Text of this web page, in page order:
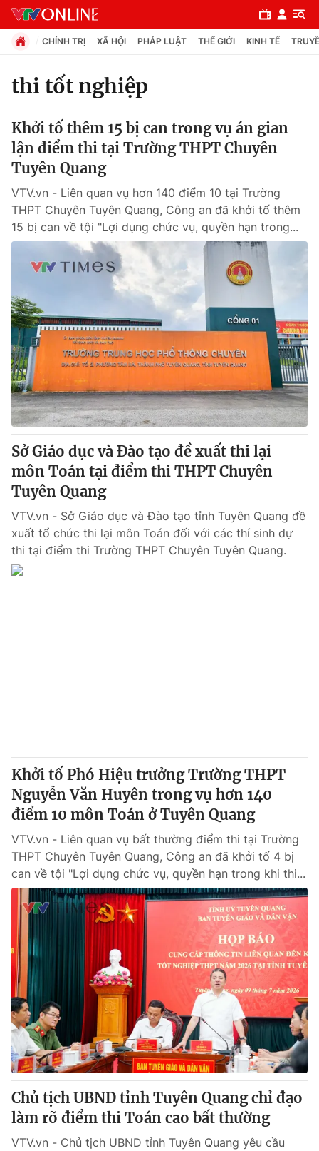
Chuyên mục
Chính trị
Pháp luật
Y tế
Thế giới
Tin tức
Thế giới đó đây
Câu chuyện quốc tế
Kinh tế
Tài chính
Thị trường
Góc doanh nghiệp
Dữ liệu và đời sống
Truyền hình
Phim VTV
Hậu trường
Nhân vật
Khán giả
Giải sao mai
Giải trí
Điện ảnh
Âm nhạc
Đời sống
Du lịch
Làm đẹp
Giáo dục
Emagazine Podcast
Photo Infographic
Video Shorts video
VTV Money VTV Thể thao
VTV Sức khoẻ Bất động sản
Thị trường 24h Tấm lòng Việt
VTV4 Vươn mình bằng AI
VTV9 VTV8
Liên hệ tòa soạn English
CHÍNH TRỊ XÃ HỘI PHÁP LUẬT THẾ GIỚI KINH TẾ
thi tốt nghiệp
Khởi tố thêm 15 bị can trong vụ án gian
lận điểm thi tại Trường THPT Chuyên
Tuyên Quang
VTV.vn - Liên quan vụ hơn 140 điểm 10 tại Trường
THPT Chuyên Tuyên Quang, Công an đã khởi tố thêm
15 bị can về tội "Lợi dụng chức vụ, quyền hạn trong...
Sở Giáo dục và Đào tạo đề xuất thi lại
môn Toán tại điểm thi THPT Chuyên
Tuyên Quang
VTV.vn - Sở Giáo dục và Đào tạo tỉnh Tuyên Quang đề
xuất tổ chức thi lại môn Toán đối với các thí sinh dự
thi tại điểm thi Trường THPT Chuyên Tuyên Quang.
Khởi tố Phó Hiệu trưởng Trường THPT
Nguyễn Văn Huyên trong vụ hơn 140
điểm 10 môn Toán ở Tuyên Quang
VTV.vn - Liên quan vụ bất thường điểm thi tại Trường
THPT Chuyên Tuyên Quang, Công an đã khởi tố 4 bị
can về tội "Lợi dụng chức vụ, quyền hạn trong khi thi...
Chủ tịch UBND tỉnh Tuyên Quang chỉ đạo
làm rõ điểm thi Toán cao bất thường
VTV.vn - Chủ tịch UBND tỉnh Tuyên Quang yêu cầu